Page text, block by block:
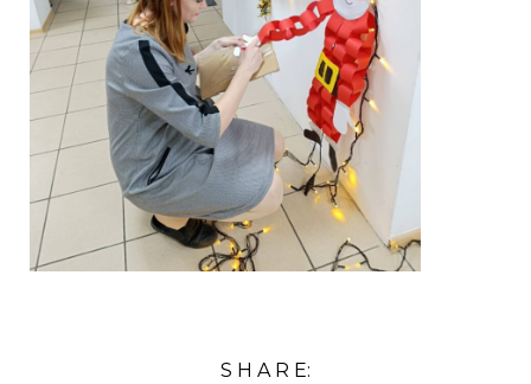
S H A R E: